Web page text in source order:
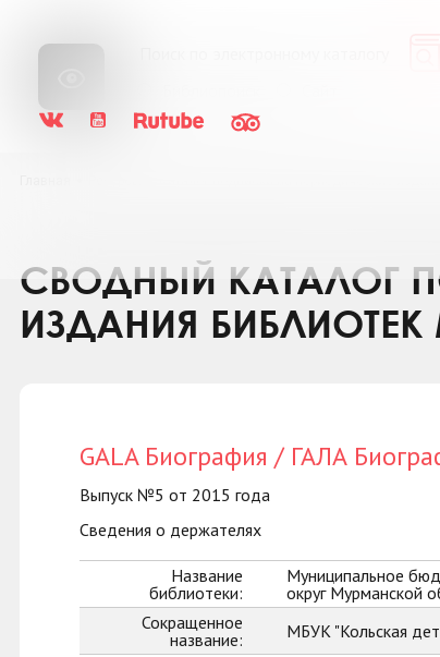
СВОДНЫЙ КАТАЛОГ
ИЗДАНИЯ
GALA Биография / ГАЛА
Выпуск №5 от 2015 года
Сведения о держателях
Название
библиотеки:
Муниципальное
округ Мурманской
Сокращенное
название:
МБУК "Кольская